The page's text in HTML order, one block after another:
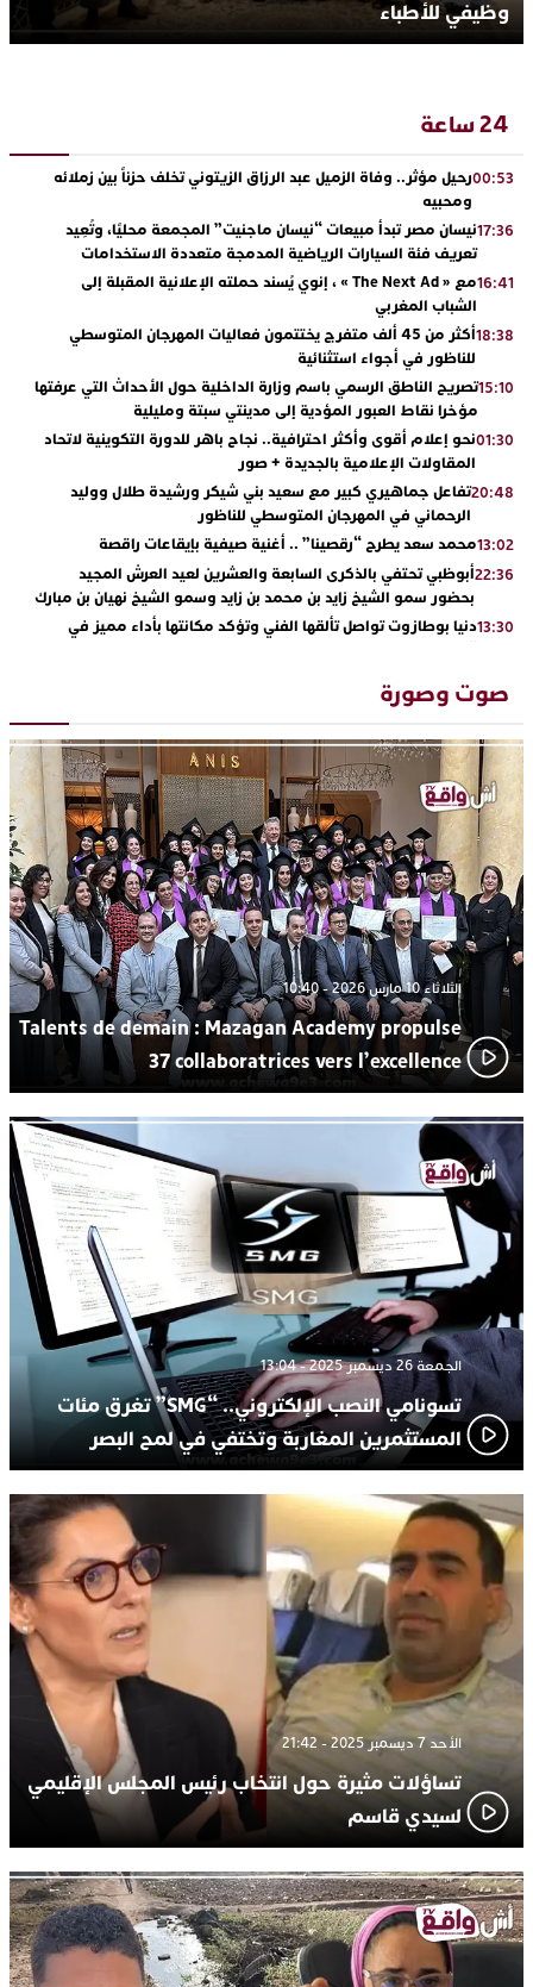
وظيفي للأطباء
24 ساعة
00:53رحيل مؤثر.. وفاة الزميل عبد الرزاق الزيتوني تخلف حزناً بين زملائه
ومحبيه
17:36نيسان مصر تبدأ مبيعات “نيسان ماجنيت” المجمعة محليًا، وتُعِيد
تعريف فئة السيارات الرياضية المدمجة متعددة الاستخدامات
16:41
مع « The Next Ad » ، إنوي يُسند حملته الإعلانية المقبلة إلى
الشباب المغربي
18:38
أكثر من 45 ألف متفرج يختتمون فعاليات المهرجان المتوسطي
للناظور في أجواء استثنائية
15:10تصريح الناطق الرسمي باسم وزارة الداخلية حول الأحداث التي عرفتها
مؤخرا نقاط العبور المؤدية إلى مدينتي سبتة ومليلية
01:30نحو إعلام أقوى وأكثر احترافية.. نجاح باهر للدورة التكوينية لاتحاد
المقاولات الإعلامية بالجديدة + صور
20:48تفاعل جماهيري كبير مع سعيد بني شيكر ورشيدة طلال ووليد
الرحماني في المهرجان المتوسطي للناظور
13:02محمد سعد يطرح “رقصينا” .. أغنية صيفية بإيقاعات راقصة
22:36أبوظبي تحتفي بالذكرى السابعة والعشرين لعيد العرش المجيد
بحضور سمو الشيخ زايد بن محمد بن زايد وسمو الشيخ نهيان بن مبارك
13:30دنيا بوطازوت تواصل تألقها الفني وتؤكد مكانتها بأداء مميز في
رهينتين من قبضة ذي سوابق بالجديدة
اتحاد المقاولات الإعلامية يقود قاطرة التكوين بالجديدة ويستضيف
الإعلامي سعيد بلفقير في دورة استثنائية
23:18 ترسيخا لثقافة ترشيد الموارد المائية.. اختتام فعاليات النسخة الثانية
من “القرية الذكية للماء” بمركز الاصطياف ببوزنيقة
17:36 من الراب والراي إلى العيطة والأغنية الأمازيغية.. مهرجان الناظور
المتوسطي يحتفي بتنوع الموسيقى المغربية
صوت وصورة
الثلاثاء 10 مارس 2026 - 10:40
Talents de demain : Mazagan Academy propulse
37 collaboratrices vers l’excellence
الجمعة 26 ديسمبر 2025 - 13:04
تسونامي النصب الإلكتروني.. “SMG” تغرق مئات
المستثمرين المغاربة وتختفي في لمح البصر
الأحد 7 ديسمبر 2025 - 21:42
تساؤلات مثيرة حول انتخاب رئيس المجلس الإقليمي
لسيدي قاسم